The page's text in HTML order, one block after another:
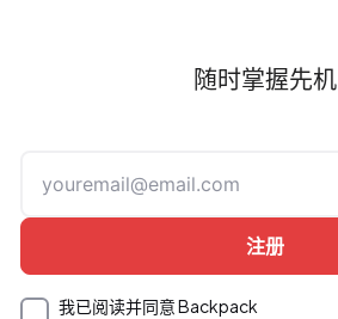
随时掌握先机
我已阅读并同意 Backpack